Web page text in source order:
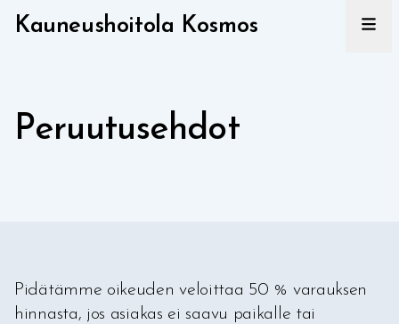
Kauneushoitola Kosmos
Peruutusehdot
Pidätämme oikeuden veloittaa 50 % varauksen
hinnasta, jos asiakas ei saavu paikalle tai